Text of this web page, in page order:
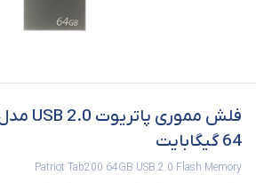
64 گیگابایت
Patriot Tab200 64GB USB 2.0 Flash Memory